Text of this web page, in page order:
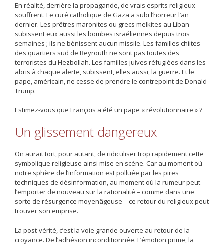
En réalité, derrière la propagande, de vrais esprits religieux
souffrent. Le curé catholique de Gaza a subi l’horreur l’an
dernier. Les prêtres maronites ou grecs melkites au Liban
subissent eux aussi les bombes israéliennes depuis trois
semaines ; ils ne bénissent aucun missile. Les familles chiites
des quartiers sud de Beyrouth ne sont pas toutes des
terroristes du Hezbollah. Les familles juives réfugiées dans les
abris à chaque alerte, subissent, elles aussi, la guerre. Et le
pape, américain, ne cesse de prendre le contrepoint de Donald
Trump.
Estimez-vous que François a été un pape « révolutionnaire » ?
Un glissement dangereux
On aurait tort, pour autant, de ridiculiser trop rapidement cette
symbolique religieuse ainsi mise en scène. Car au moment où
notre sphère de l’information est polluée par les pires
techniques de désinformation, au moment où la rumeur peut
l’emporter de nouveau sur la rationalité – comme dans une
sorte de résurgence moyenâgeuse – ce retour du religieux peut
trouver son emprise.
La post-vérité, c’est la voie grande ouverte au retour de la
croyance. De l’adhésion inconditionnée. L’émotion prime, la